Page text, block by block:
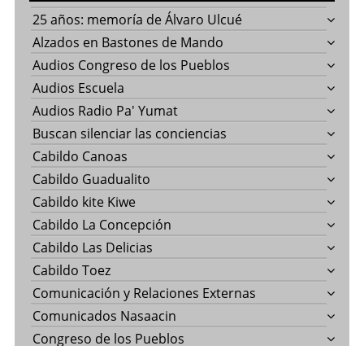
25 años: memoría de Álvaro Ulcué
Alzados en Bastones de Mando
Audios Congreso de los Pueblos
Audios Escuela
Audios Radio Pa' Yumat
Buscan silenciar las conciencias
Cabildo Canoas
Cabildo Guadualito
Cabildo kite Kiwe
Cabildo La Concepción
Cabildo Las Delicias
Cabildo Toez
Comunicación y Relaciones Externas
Comunicados Nasaacin
Congreso de los Pueblos